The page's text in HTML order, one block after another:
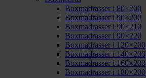
Boxmadrasser i 80×200
Boxmadrasser i 90×200
Boxmadrasser i 90×210
Boxmadrasser i 90×220
Boxmadrasser i 120×200
Boxmadrasser i 140×200
Boxmadrasser i 160×200
Boxmadrasser i 180×200